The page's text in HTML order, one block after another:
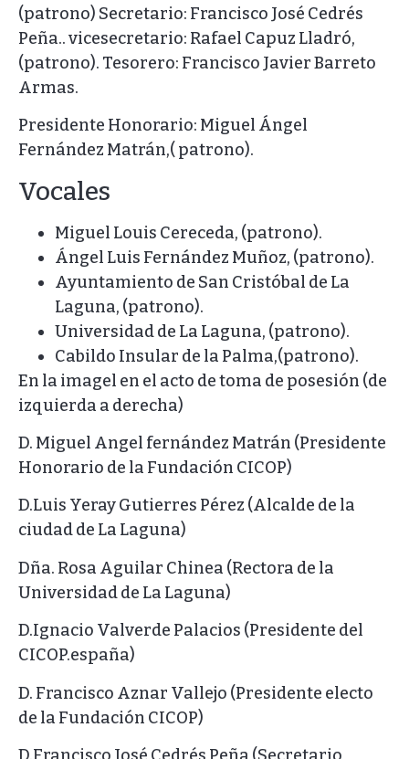
(patrono) Secretario: Francisco José Cedrés
Peña.. vicesecretario: Rafael Capuz Lladró,
(patrono). Tesorero: Francisco Javier Barreto
Armas.
Presidente Honorario: Miguel Ángel
Fernández Matrán,( patrono).
Vocales
Miguel Louis Cereceda, (patrono).
Ángel Luis Fernández Muñoz, (patrono).
Ayuntamiento de San Cristóbal de La
Laguna, (patrono).
Universidad de La Laguna, (patrono).
Cabildo Insular de la Palma,(patrono).
En la imagel en el acto de toma de posesión (de
izquierda a derecha)
D. Miguel Angel fernández Matrán (Presidente
Honorario de la Fundación CICOP)
D.Luis Yeray Gutierres Pérez (Alcalde de la
ciudad de La Laguna)
Dña. Rosa Aguilar Chinea (Rectora de la
Universidad de La Laguna)
D.Ignacio Valverde Palacios (Presidente del
CICOP.españa)
D. Francisco Aznar Vallejo (Presidente electo
de la Fundación CICOP)